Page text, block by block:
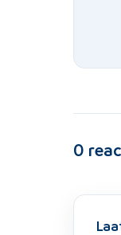
0